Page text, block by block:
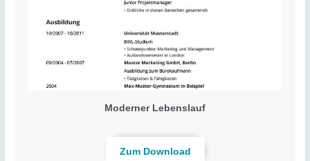
Moderner Lebenslauf
Zum Download